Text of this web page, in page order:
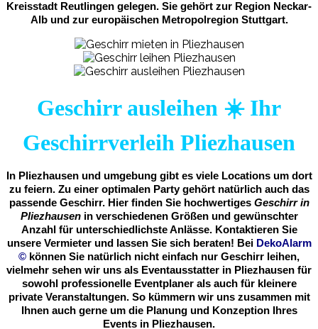
Kreisstadt Reutlingen gelegen. Sie gehört zur Region Neckar-
Alb und zur europäischen Metropolregion Stuttgart.
Geschirr ausleihen ☀️ Ihr
Geschirrverleih Pliezhausen
In Pliezhausen und umgebung gibt es viele Locations um dort
zu feiern. Zu einer optimalen Party gehört natürlich auch das
passende Geschirr. Hier finden Sie hochwertiges Geschirr in
Pliezhausenin verschiedenen Größen und gewünschter
Anzahl für unterschiedlichste Anlässe. Kontaktieren Sie
unsere Vermieter und lassen Sie sich beraten! Bei DekoAlarm
© können Sie natürlich nicht einfach nur Geschirr leihen,
vielmehr sehen wir uns als Eventausstatter in Pliezhausen für
sowohl professionelle Eventplaner als auch für kleinere
private Veranstaltungen. So kümmern wir uns zusammen mit
Ihnen auch gerne um die Planung und Konzeption Ihres
Events in Pliezhausen.